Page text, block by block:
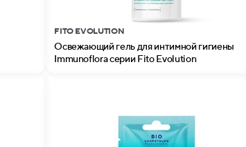
FITO EVOLUTION
Освежающий гель для интимной гигиены
Immunoflora серии Fito Evolution